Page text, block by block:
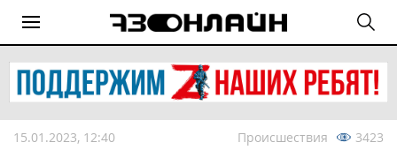
15.01.2023, 12:40 Происшествия 3423